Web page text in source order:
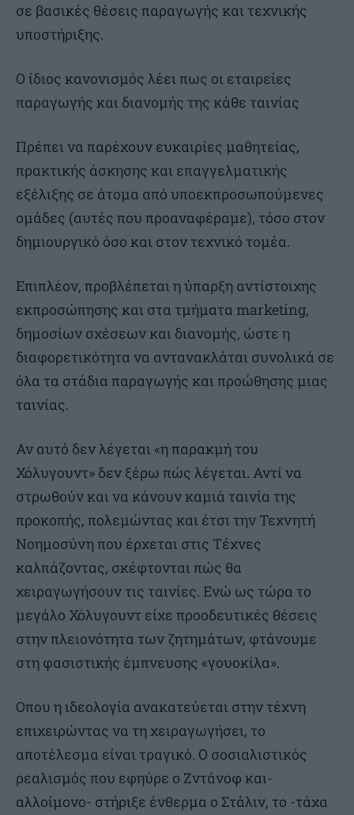
σε βασικές θέσεις παραγωγής και τεχνικής
υποστήριξης.
Ο ίδιος κανονισμός λέει πως οι εταιρείες
παραγωγής και διανομής της κάθε ταινίας
Πρέπει να παρέχουν ευκαιρίες μαθητείας,
πρακτικής άσκησης και επαγγελματικής
εξέλιξης σε άτομα από υποεκπροσωπούμενες
ομάδες (αυτές που προαναφέραμε), τόσο στον
δημιουργικό όσο και στον τεχνικό τομέα.
Επιπλέον, προβλέπεται η ύπαρξη αντίστοιχης
εκπροσώπησης και στα τμήματα marketing,
δημοσίων σχέσεων και διανομής, ώστε η
διαφορετικότητα να αντανακλάται συνολικά σε
όλα τα στάδια παραγωγής και προώθησης μιας
ταινίας.
Αν αυτό δεν λέγεται «η παρακμή του
Χόλυγουντ» δεν ξέρω πώς λέγεται. Αντί να
στρωθούν και να κάνουν καμιά ταινία της
προκοπής, πολεμώντας και έτσι την Τεχνητή
Νοημοσύνη που έρχεται στις Τέχνες
καλπάζοντας, σκέφτονται πώς θα
χειραγωγήσουν τις ταινίες. Ενώ ως τώρα το
μεγάλο Χόλυγουντ είχε προοδευτικές θέσεις
στην πλειονότητα των ζητημάτων, φτάνουμε
στη φασιστικής έμπνευσης «γουοκίλα».
Οπου η ιδεολογία ανακατεύεται στην τέχνη
επιχειρώντας να τη χειραγωγήσει, το
αποτέλεσμα είναι τραγικό. Ο σοσιαλιστικός
ρεαλισμός που εφηύρε ο Ζντάνοφ και-
αλλοίμονο- στήριξε ένθερμα ο Στάλιν, το -τάχα